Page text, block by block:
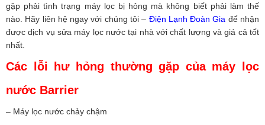
gặp phải tình trạng máy lọc bị hỏng mà không biết phải làm thế
nào. Hãy liên hệ ngay với chúng tôi – Điện Lạnh Đoàn Gia để nhận
được dịch vụ sửa máy lọc nước tại nhà với chất lượng và giá cả tốt
nhất.
Các lỗi hư hỏng thường gặp của máy lọc
nước Barrier
– Máy lọc nước chảy chậm